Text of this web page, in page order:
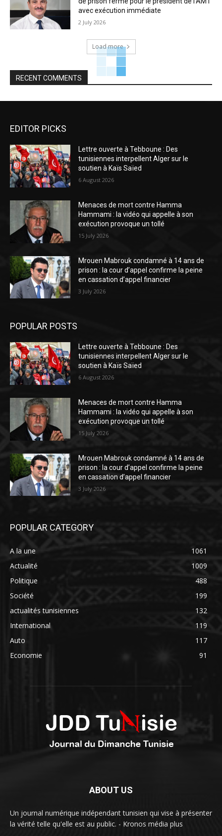
avec exécution immédiate
2 July 2026
Load more
RECENT COMMENTS
EDITOR PICKS
Lettre ouverte à Tebboune : Des
tunisiennes interpellent Alger sur le
soutien à Kaïs Saïed
6 August 2026
Menaces de mort contre Hamma
Hammami : la vidéo qui appelle à son
exécution provoque un tollé
15 July 2026
Mrouen Mabrouk condamné à 14 ans de
prison : la cour d’appel confirme la peine
en cassation d’appel financier
3 July 2026
POPULAR POSTS
Lettre ouverte à Tebboune : Des
tunisiennes interpellent Alger sur le
soutien à Kaïs Saïed
6 August 2026
Menaces de mort contre Hamma
Hammami : la vidéo qui appelle à son
exécution provoque un tollé
15 July 2026
Mrouen Mabrouk condamné à 14 ans de
prison : la cour d’appel confirme la peine
en cassation d’appel financier
3 July 2026
POPULAR CATEGORY
A la une
1061
Actualité
1009
Politique
488
Société
199
actualités tunisiennes
132
International
119
Auto
117
Economie
91
ABOUT US
Un journal numérique indépendant tunisien qui vise à présenter
la vérité telle qu'elle est au public. - Kronos média plus